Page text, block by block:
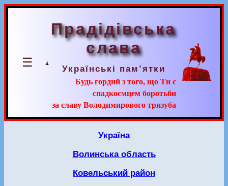
☰
Прадідівська
слава
Українські пам’ятки
Будь гордий з того, що Ти є
спадкоємцем боротьби
за славу Володимирового тризуба
Україна
Волинська область
Ковельський район